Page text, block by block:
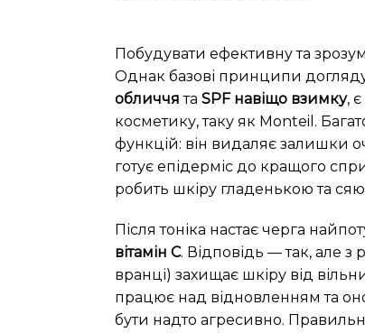
Побудувати ефективну та
Однак базові принципи догляду
обличчя та SPF навіщо взимку,
косметику, таку як Monteil.
функцій: він видаляє залишки
готує епідерміс до кращого
робить шкіру гладенькою та
Після тоніка настає черга
вітамін С. Відповідь — так, але
вранці) захищає шкіру від
працює над відновленням та
бути надто агресивно.